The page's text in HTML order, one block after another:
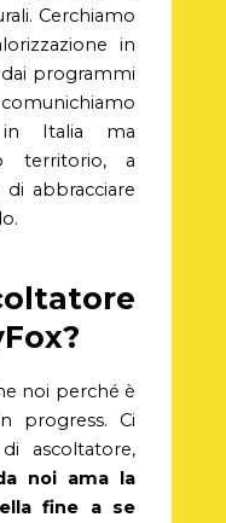
Cerchiamo
in
programmi
in Italia ma
territorio, a
abbracciare
noi perché è
progress. Ci
ascoltatore,
noi ama la
fine a se